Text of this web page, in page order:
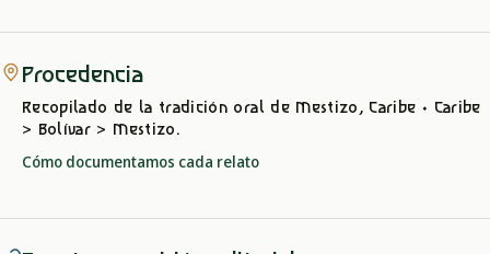
Procedencia
Recopilado de la tradición oral de Mestizo, Caribe · Caribe
> Bolívar > Mestizo.
Cómo documentamos cada relato